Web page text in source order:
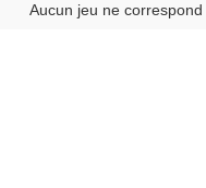
Aucun jeu ne correspond